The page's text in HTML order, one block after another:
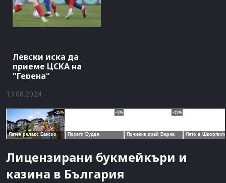
Левски иска да
приеме ЦСКА на
"Герена"
13.08.2024
Лицензирани букмейкъри и
казина в България